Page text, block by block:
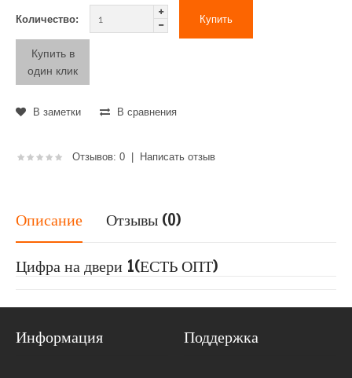
Количество:
Купить в
один клик
В заметки В сравнения
Отзывов: 0 | Написать отзыв
Описание Отзывы (0)
Цифра на двери 1(ЕСТЬ ОПТ)
Информация Поддержка